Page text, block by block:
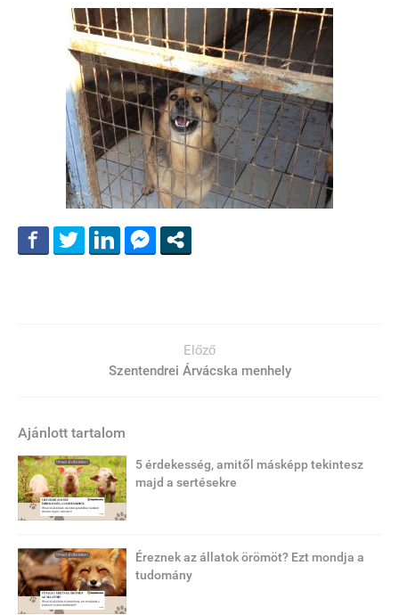
Előző
Szentendrei Árvácska menhely
Ajánlott tartalom
5 érdekesség, amitől másképp tekintesz
majd a sertésekre
Éreznek az állatok örömöt? Ezt mondja a
tudomány